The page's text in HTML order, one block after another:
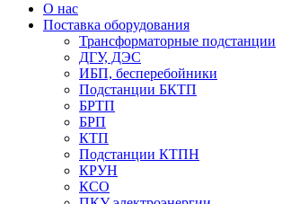
О нас
Поставка оборудования
Трансформаторные подстанции
ДГУ, ДЭС
ИБП, бесперебойники
Подстанции БКТП
БРТП
БРП
КТП
Подстанции КТПН
КРУН
КСО